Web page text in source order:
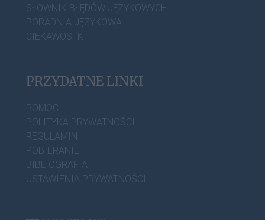
SŁOWNIK BŁĘDÓW JĘZYKOWYCH
PORADNIA JĘZYKOWA
CIEKAWOSTKI
PRZYDATNE LINKI
POMOC
POLITYKA PRYWATNOŚCI
REGULAMIN
POBIERANIE
BIBLIOGRAFIA
USTAWIENIA PRYWATNOŚCI